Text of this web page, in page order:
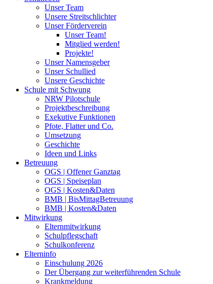
Unser Team
Unsere Streitschlichter
Unser Förderverein
Unser Team!
Mitglied werden!
Projekte!
Unser Namensgeber
Unser Schullied
Unsere Geschichte
Schule mit Schwung
NRW Pilotschule
Projektbeschreibung
Exekutive Funktionen
Pfote, Flatter und Co.
Umsetzung
Geschichte
Ideen und Links
Betreuung
OGS | Offener Ganztag
OGS | Speiseplan
OGS | Kosten&Daten
BMB | BisMittagBetreuung
BMB | Kosten&Daten
Mitwirkung
Elternmitwirkung
Schulpflegschaft
Schulkonferenz
Elterninfo
Einschulung 2026
Der Übergang zur weiterführenden Schule
Krankmeldung